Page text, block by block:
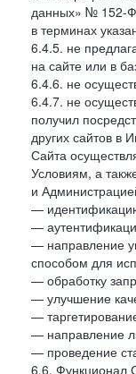
данных» № 152-
в терминах
6.4.5. не
на сайте или в
6.4.6. не
6.4.7. не
получил
других сайтов в
Сайта
Условиям, а
и
—
—
— направление
способом для
— обработку
— улучшение
—
— направление
— проведение
6.6. Функционал